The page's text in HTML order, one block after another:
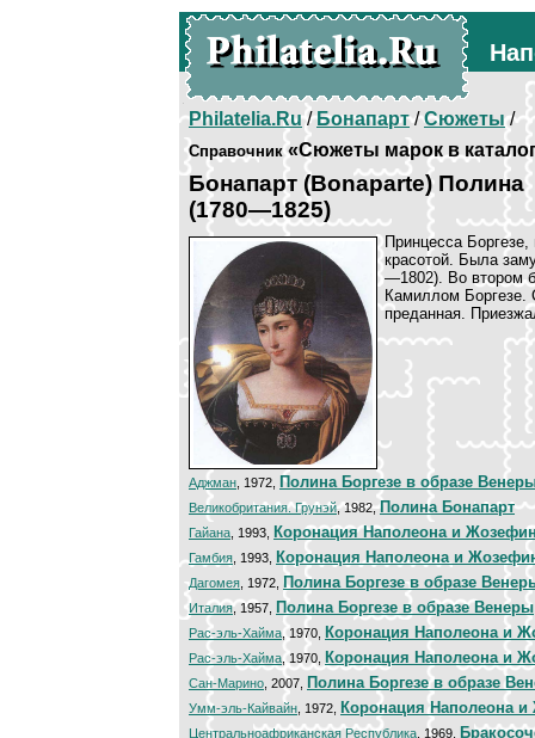
Philatelia.Ru/Бонапарт/Сюжеты/
Справочник«Сюжеты марок в
Бонапарт (Bonaparte) Полина
(1780—1825)
Принцесса
красотой. Была
—1802). Во втором
Камиллом Боргезе.
преданная.
Аджман , 1972, Полина Боргезе в образе
Великобритания. Грунэй, 1982,Полина Бонапарт
Гайана , 1993, Коронация Наполеона и
Гамбия , 1993, Коронация Наполеона и
Дагомея , 1972, Полина Боргезе в образе
Италия, 1957, Полина Боргезе в образе Венеры
Рас-эль-Хайма , 1970, Коронация Наполеона и
Рас-эль-Хайма, 1970, Коронация Наполеона и
Сан-Марино , 2007, Полина Боргезе в образе
Умм-эль-Кайвайн , 1972, Коронация Наполеона
Центральноафриканская Республика , 1969,